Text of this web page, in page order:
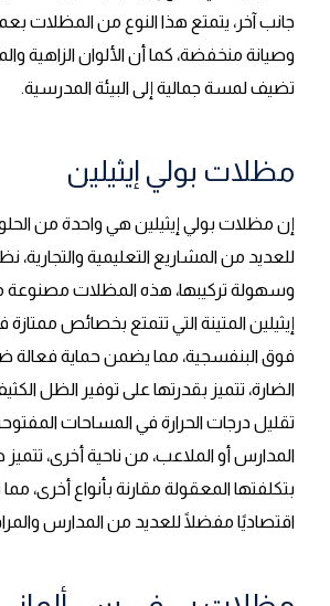
جانب آخر، يتمتع هذا النوع من المظلات
وصيانة منخفضة، كما أن الألوان الزاهية
تضيف لمسة جمالية إلى البيئة المدرسية.
مظلات بولي إيثيلين
إن مظلات بولي إيثيلين هي واحدة من
للعديد من المشاريع التعليمية والتجارية،
وسهولة تركيبها، هذه المظلات مصنوعة
إيثيلين المتينة التي تتمتع بخصائص
فوق البنفسجية، مما يضمن حماية فعالة
الضارة، تتميز بقدرتها على توفير الظل
تقليل درجات الحرارة في المساحات
المدارس أو الملاعب، من ناحية أخرى،
بتكلفتها المعقولة مقارنة بأنواع أخرى، مما
اقتصاديًا مفضلًا للعديد من المدارس